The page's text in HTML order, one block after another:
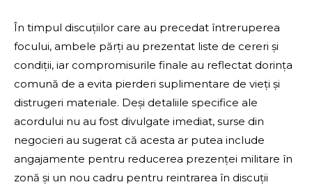
În timpul discuțiilor care au precedat întreruperea
focului, ambele părți au prezentat liste de cereri și
condiții, iar compromisurile finale au reflectat dorința
comună de a evita pierderi suplimentare de vieți și
distrugeri materiale. Deși detaliile specifice ale
acordului nu au fost divulgate imediat, surse din
negocieri au sugerat că acesta ar putea include
angajamente pentru reducerea prezenței militare în
zonă și un nou cadru pentru reintrarea în discuții